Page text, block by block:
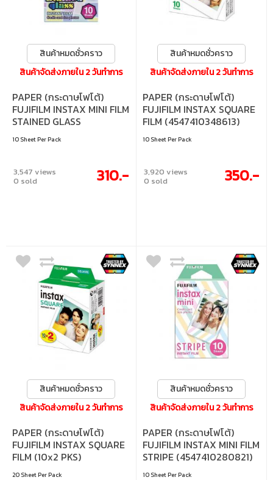
สินค้าหมดชั่วคราว
สินค้าจัดส่งภายใน 2 วันทำการ
PAPER (กระดาษโฟโต้)
FUJIFILM INSTAX MINI FILM
STAINED GLASS
(4547410197020)
10 Sheet Per Pack
3,547 views
0 sold 310.-
สินค้าหมดชั่วคราว
สินค้าจัดส่งภายใน 2 วันทำการ
PAPER (กระดาษโฟโต้)
FUJIFILM INSTAX SQUARE
FILM (4547410348613)
10 Sheet Per Pack
3,920 views
0 sold 350.-
สินค้าหมดชั่วคราว
สินค้าจัดส่งภายใน 2 วันทำการ
PAPER (กระดาษโฟโต้)
FUJIFILM INSTAX SQUARE
FILM (10x2 PKS)
(4547410370003)
20 Sheet Per Pack
สินค้าหมดชั่วคราว
สินค้าจัดส่งภายใน 2 วันทำการ
PAPER (กระดาษโฟโต้)
FUJIFILM INSTAX MINI FILM
STRIPE (4547410280821)
10 Sheet Per Pack